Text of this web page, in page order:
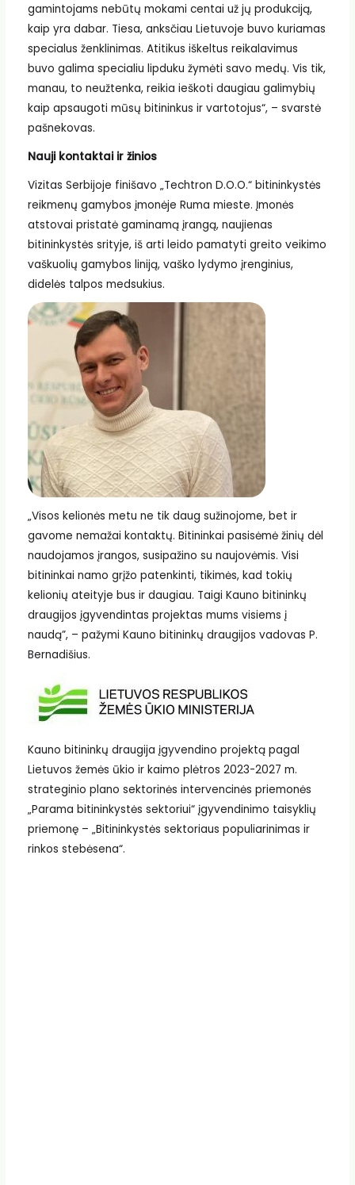
gamintojams nebūtų mokami centai už jų produkciją,
kaip yra dabar. Tiesa, anksčiau Lietuvoje buvo kuriamas
specialus ženklinimas. Atitikus iškeltus reikalavimus
buvo galima specialiu lipduku žymėti savo medų. Vis tik,
manau, to neužtenka, reikia ieškoti daugiau galimybių
kaip apsaugoti mūsų bitininkus ir vartotojus“, – svarstė
pašnekovas.
Nauji kontaktai ir žinios
Vizitas Serbijoje finišavo „Techtron D.O.O.“ bitininkystės
reikmenų gamybos įmonėje Ruma mieste. Įmonės
atstovai pristatė gaminamą įrangą, naujienas
bitininkystės srityje, iš arti leido pamatyti greito veikimo
vaškuolių gamybos liniją, vaško lydymo įrenginius,
didelės talpos medsukius.
„Visos kelionės metu ne tik daug sužinojome, bet ir
gavome nemažai kontaktų. Bitininkai pasisėmė žinių dėl
naudojamos įrangos, susipažino su naujovėmis. Visi
bitininkai namo grįžo patenkinti, tikimės, kad tokių
kelionių ateityje bus ir daugiau. Taigi Kauno bitininkų
draugijos įgyvendintas projektas mums visiems į
naudą”, – pažymi Kauno bitininkų draugijos vadovas P.
Bernadišius.
Kauno bitininkų draugija įgyvendino projektą pagal
Lietuvos žemės ūkio ir kaimo plėtros 2023-2027 m.
strateginio plano sektorinės intervencinės priemonės
„Parama bitininkystės sektoriui“ įgyvendinimo taisyklių
priemonę – „Bitininkystės sektoriaus populiarinimas ir
rinkos stebėsena“.